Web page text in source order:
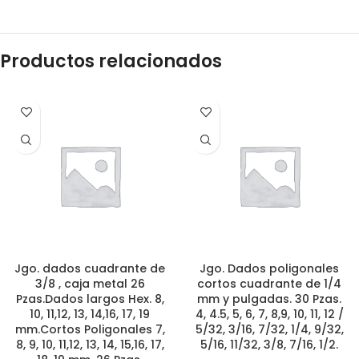
Productos relacionados
Jgo. dados cuadrante de
3/8 , caja metal 26
Pzas.Dados largos Hex. 8,
10, 11,12, 13, 14,16, 17, 19
mm.Cortos Poligonales 7,
8, 9, 10, 11,12, 13, 14, 15,16, 17,
Jgo. Dados poligonales
cortos cuadrante de 1/4
mm y pulgadas. 30 Pzas.
4, 4.5, 5, 6, 7, 8,9, 10, 11, 12 /
5/32, 3/16, 7/32, 1/4, 9/32,
5/16, 11/32, 3/8, 7/16, 1/2.